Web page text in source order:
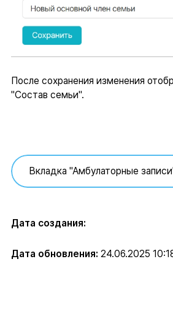
После сохранения изменения
"Состав семьи".
Вкладка "Амбулаторные
Дата создания:
Дата обновления: 24.06.2025